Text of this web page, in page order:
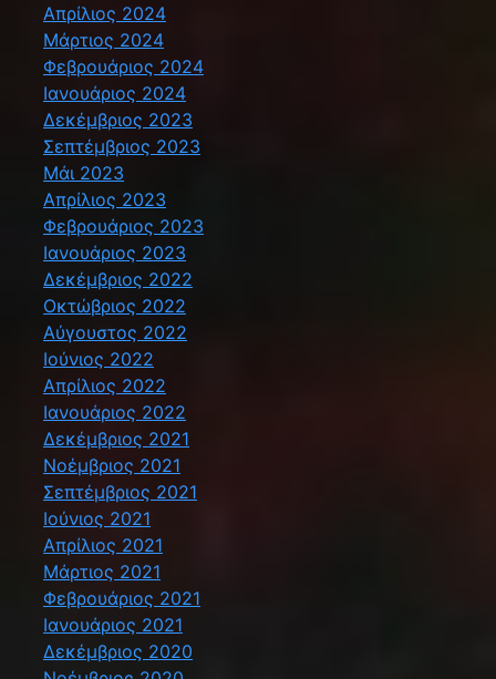
Απρίλιος 2024
Μάρτιος 2024
Φεβρουάριος 2024
Ιανουάριος 2024
Δεκέμβριος 2023
Σεπτέμβριος 2023
Μάι 2023
Απρίλιος 2023
Φεβρουάριος 2023
Ιανουάριος 2023
Δεκέμβριος 2022
Οκτώβριος 2022
Αύγουστος 2022
Ιούνιος 2022
Απρίλιος 2022
Ιανουάριος 2022
Δεκέμβριος 2021
Νοέμβριος 2021
Σεπτέμβριος 2021
Ιούνιος 2021
Απρίλιος 2021
Μάρτιος 2021
Φεβρουάριος 2021
Ιανουάριος 2021
Δεκέμβριος 2020